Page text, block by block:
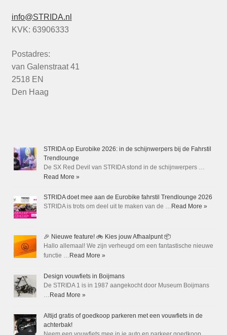
info@STRIDA.nl
KVK: 63906333
Postadres:
van Galenstraat 41
2518 EN
Den Haag
STRIDA op Eurobike 2026: in de schijnwerpers bij de Fahrstil
Trendlounge
De SX Red Devil van STRIDA stond in de schijnwerpers …
Read More »
STRIDA doet mee aan de Eurobike fahrstil Trendlounge 2026
STRIDA is trots om deel uit te maken van de … Read More »
🎉 Nieuwe feature! 🚲 Kies jouw Afhaalpunt 📦
Hallo allemaal! We zijn verheugd om een fantastische nieuwe
functie … Read More »
Design vouwfiets in Boijmans
De STRIDA 1 is in 1987 aangekocht door Museum Boijmans
… Read More »
Altijd gratis of goedkoop parkeren met een vouwfiets in de
achterbak!